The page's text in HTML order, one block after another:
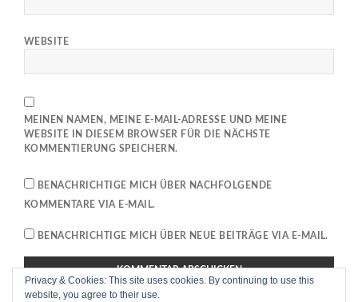
WEBSITE
MEINEN NAMEN, MEINE E-MAIL-ADRESSE UND MEINE
WEBSITE IN DIESEM BROWSER FÜR DIE NÄCHSTE
KOMMENTIERUNG SPEICHERN.
BENACHRICHTIGE MICH ÜBER NACHFOLGENDE
KOMMENTARE VIA E-MAIL.
BENACHRICHTIGE MICH ÜBER NEUE BEITRÄGE VIA E-MAIL.
This site uses Akismet to reduce spam.
Privacy & Cookies: This site uses cookies. By continuing to use this
website, you agree to their use.